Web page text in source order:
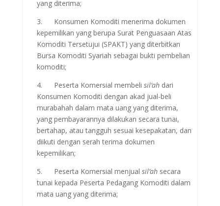
yang diterima;
3. Konsumen Komoditi menerima dokumen
kepemilikan yang berupa Surat Penguasaan Atas
Komoditi Tersetujui (SPAKT) yang diterbitkan
Bursa Komoditi Syariah sebagai bukti pembelian
komoditi;
4. Peserta Komersial membeli sil’ah dari
Konsumen Komoditi dengan akad jual-beli
murabahah dalam mata uang yang diterima,
yang pembayarannya dilakukan secara tunai,
bertahap, atau tangguh sesuai kesepakatan, dan
diikuti dengan serah terima dokumen
kepemilikan;
5. Peserta Komersial menjual sil’ah secara
tunai kepada Peserta Pedagang Komoditi dalam
mata uang yang diterima;